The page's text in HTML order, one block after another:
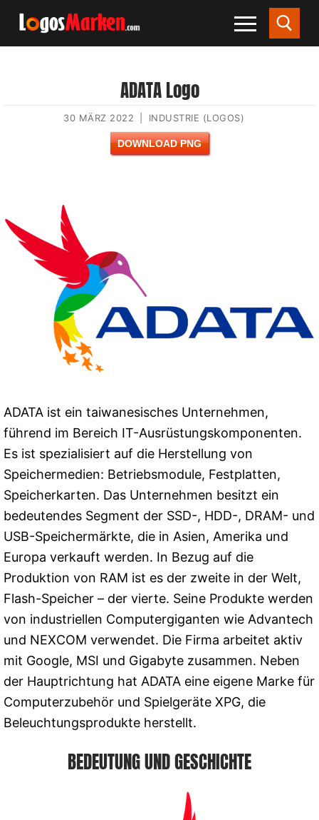
ADATA Logo
30 MÄRZ 2022 INDUSTRIE (LOGOS)
DOWNLOAD PNG
ADATA ist ein taiwanesisches Unternehmen,
führend im Bereich IT-Ausrüstungskomponenten.
Es ist spezialisiert auf die Herstellung von
Speichermedien: Betriebsmodule, Festplatten,
Speicherkarten. Das Unternehmen besitzt ein
bedeutendes Segment der SSD-, HDD-, DRAM- und
USB-Speichermärkte, die in Asien, Amerika und
Europa verkauft werden. In Bezug auf die
Produktion von RAM ist es der zweite in der Welt,
Flash-Speicher – der vierte. Seine Produkte werden
von industriellen Computergiganten wie Advantech
und NEXCOM verwendet. Die Firma arbeitet aktiv
mit Google, MSI und Gigabyte zusammen. Neben
der Hauptrichtung hat ADATA eine eigene Marke für
Computerzubehör und Spielgeräte XPG, die
Beleuchtungsprodukte herstellt.
BEDEUTUNG UND GESCHICHTE